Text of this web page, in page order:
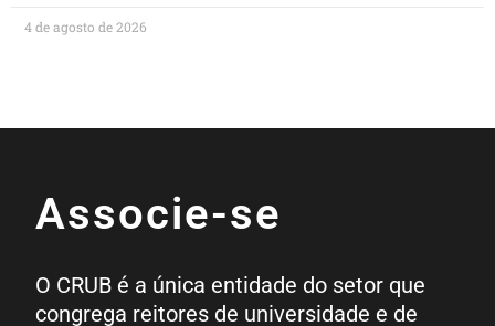
4 de agosto de 2026
Associe-se
O CRUB é a única entidade do setor que
congrega reitores de universidade e de